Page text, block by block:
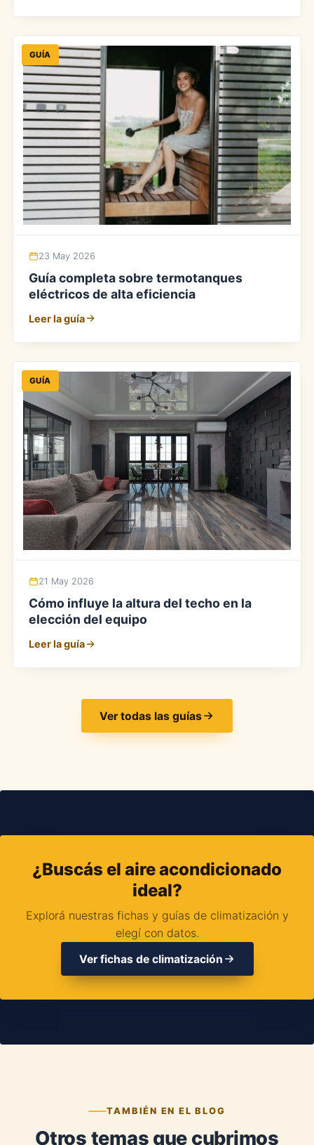
GUÍA
23 May 2026
Guía completa sobre termotanques
eléctricos de alta eficiencia
Leer la guía
GUÍA
21 May 2026
Cómo influye la altura del techo en la
elección del equipo
Leer la guía
Ver todas las guías
¿Buscás el aire acondicionado
ideal?
Explorá nuestras fichas y guías de climatización y
elegí con datos.
Ver fichas de climatización
TAMBIÉN EN EL BLOG
Otros temas que cubrimos